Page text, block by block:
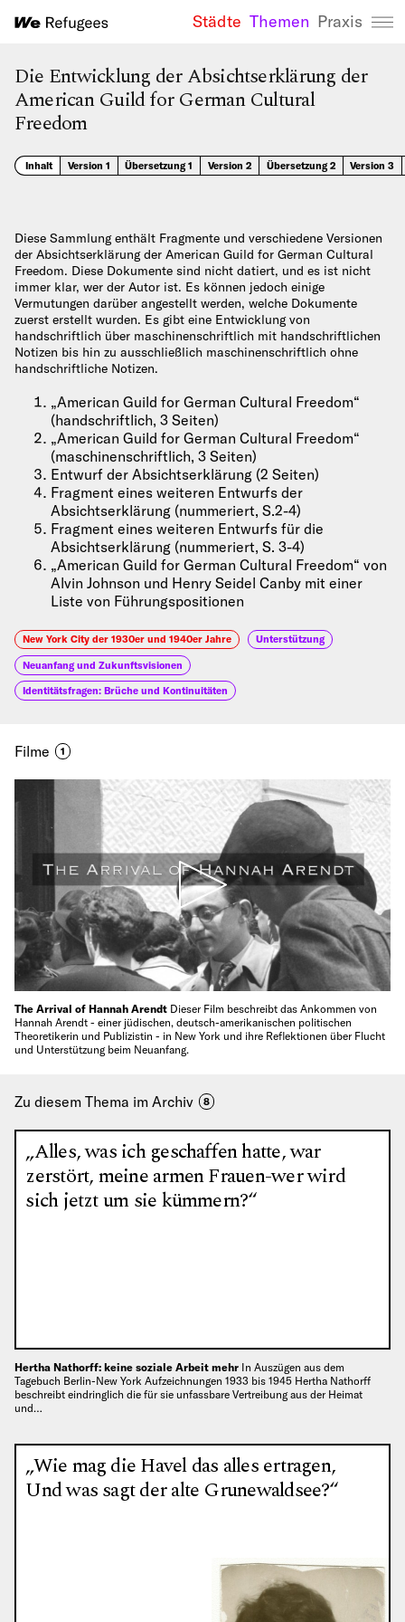
We Refugees
Städte Themen Praxis
Die Entwicklung der Absichtserklärung der
American Guild for German Cultural
Freedom
Inhalt Version 1 Übersetzung 1 Version 2 Übersetzung 2 Version 3
Diese Sammlung enthält Fragmente und verschiedene Versionen
der Absichtserklärung der American Guild for German Cultural
Freedom. Diese Dokumente sind nicht datiert, und es ist nicht
immer klar, wer der Autor ist. Es können jedoch einige
Vermutungen darüber angestellt werden, welche Dokumente
zuerst erstellt wurden. Es gibt eine Entwicklung von
handschriftlich über maschinenschriftlich mit handschriftlichen
Notizen bis hin zu ausschließlich maschinenschriftlich ohne
handschriftliche Notizen.
„American Guild for German Cultural Freedom“
(handschriftlich, 3 Seiten)
„American Guild for German Cultural Freedom“
(maschinenschriftlich, 3 Seiten)
Entwurf der Absichtserklärung (2 Seiten)
Fragment eines weiteren Entwurfs der
Absichtserklärung (nummeriert, S.2-4)
Fragment eines weiteren Entwurfs für die
Absichtserklärung (nummeriert, S. 3-4)
„American Guild for German Cultural Freedom“ von
Alvin Johnson und Henry Seidel Canby mit einer
Liste von Führungspositionen
New York City der 1930er und 1940er Jahre Unterstützung
Neuanfang und Zukunftsvisionen
Identitätsfragen: Brüche und Kontinuitäten
Filme 1
The Arrival of Hannah Arendt Dieser Film beschreibt das Ankommen von
Hannah Arendt - einer jüdischen, deutsch-amerikanischen politischen
Theoretikerin und Publizistin - in New York und ihre Reflektionen über Flucht
und Unterstützung beim Neuanfang.
Zu diesem Thema im Archiv 8
„Alles, was ich geschaffen hatte, war
zerstört, meine armen Frauen-wer wird
sich jetzt um sie kümmern?“
Hertha Nathorff: keine soziale Arbeit mehr In Auszügen aus dem
Tagebuch Berlin-New York Aufzeichnungen 1933 bis 1945 Hertha Nathorff
beschreibt eindringlich die für sie unfassbare Vertreibung aus der Heimat
und…
„Wie mag die Havel das alles ertragen,
Und was sagt der alte Grunewaldsee?“